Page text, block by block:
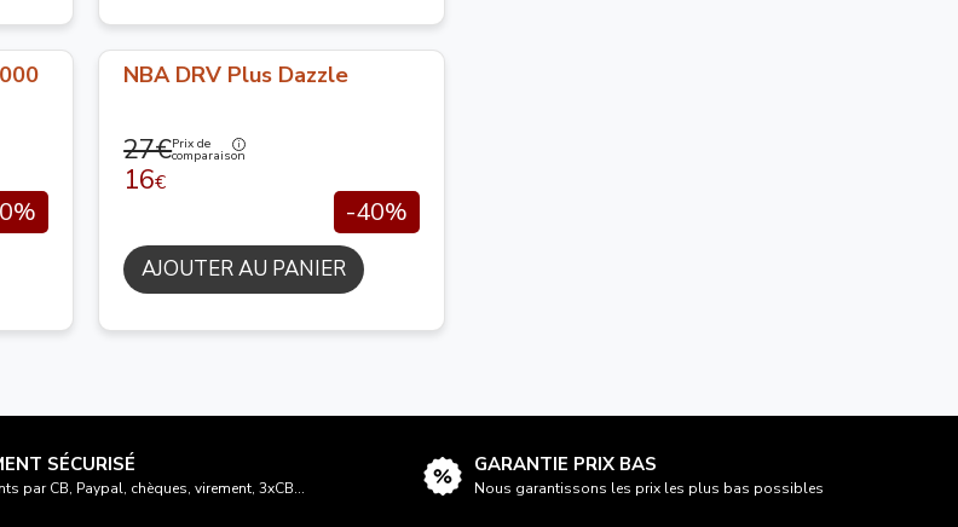
NBA DRV Plus Dazzle
27€Prix de
comparaison
16€
-40%
AJOUTER AU PANIER
SÉCURISÉ
par CB, Paypal, chèques, virement, 3xCB...
GARANTIE PRIX BAS
Nous garantissons les prix les plus bas possibles